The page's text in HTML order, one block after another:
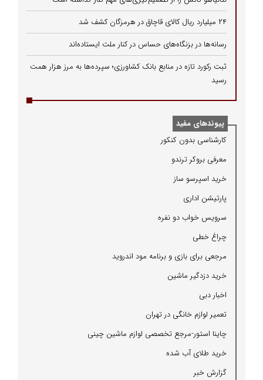
۲۴ میلیارد ریال کالای قاچاق در هرمزگان کشف شد
رسانه‌ها در بزنگاه‌های حساس در کنار ملت ایستاده‌اند
ثبت رکورد تازه در منابع بانک کشاورزی؛ سپرده‌ها به مرز هزار همت
رسید
پیوندهای مفید
كارشناسی بدون كنكور
معرفی بروكر ترندو
خرید اسپرسو ساز
پارتیشن اداری
سرویس خواب دو نفره
چراغ خطی
مرجعی برای بازی و برنامه مود اندروید
خرید دزدگیر ماشین
اخبار دبی
تعمیر لوازم خانگی در تهران
چاینا استور-مرجع تخصصی لوازم ماشین چینی
خرید طلای آب شده
گزارش خبر